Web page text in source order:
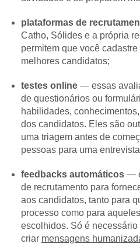
plataformas de
Catho, Sólides e a própria
permitem que você
melhores candidatos;
testes online — essas
de questionários ou
habilidades,
dos candidatos. Eles são
uma triagem antes de
pessoas para uma
feedbacks automáticos —
de recrutamento para
aos candidatos, tanto para
processo como para
escolhidos. Só é necessário
criar mensagens